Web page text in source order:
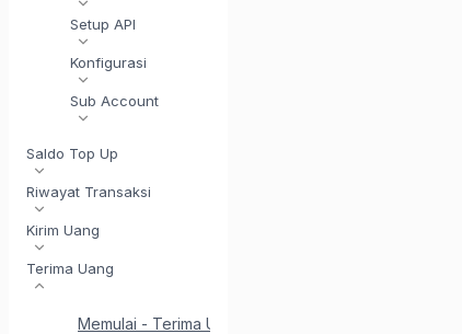
Setup API
Konfigurasi
Sub Account
Saldo Top Up
Riwayat Transaksi
Kirim Uang
Terima Uang
Memulai - Terima Uang